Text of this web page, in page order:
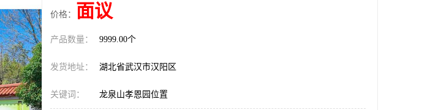
价格： 面议
产品数量： 9999.00个
发货地址： 湖北省武汉市汉阳区
关键词： 龙泉山孝恩园位置